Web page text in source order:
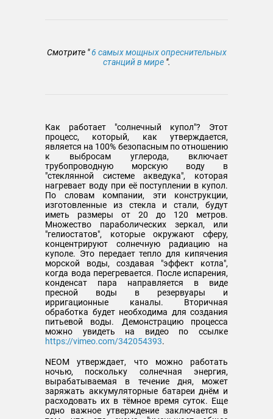
Смотрите "6 самых мощных опреснительных
станций в мире ".
Как работает "солнечный купол"? Этот
процесс, который, как утверждается,
является на 100% безопасным по отношению
к выбросам углерода, включает
трубопроводную морскую воду в
"стеклянной системе акведука", которая
нагревает воду при её поступлении в купол.
По словам компании, эти конструкции,
изготовленные из стекла и стали, будут
иметь размеры от 20 до 120 метров.
Множество параболических зеркал, или
"гелиостатов", которые окружают сферу,
концентрируют солнечную радиацию на
куполе. Это передает тепло для кипячения
морской воды, создавая "эффект котла",
когда вода перегревается. После испарения,
конденсат пара направляется в виде
пресной воды в резервуары и
ирригационные каналы. Вторичная
обработка будет необходима для создания
питьевой воды. Демонстрацию процесса
можно увидеть на видео по ссылке
https://vimeo.com/342054393.
NEOM утверждает, что можно работать
ночью, поскольку солнечная энергия,
вырабатываемая в течение дня, может
заряжать аккумуляторные батареи днём и
расходовать их в тёмное время суток. Еще
одно важное утверждение заключается в